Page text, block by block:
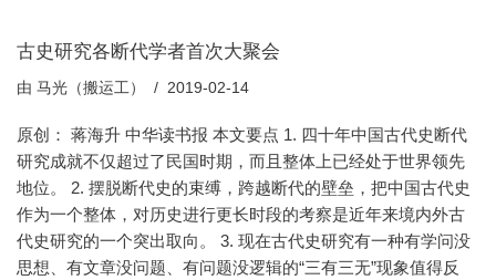
古史研究各断代学者首次大聚会
由 马光（搬运工） 2019-02-14
原创： 蒋海升 中华读书报 本文要点 1. 四十年中国古代史断代
研究成就不仅超过了民国时期，而且整体上已经处于世界领先
地位。 2. 摆脱断代史的束缚，跨越断代的壁垒，把中国古代史
作为一个整体，对历史进行更长时段的考察是近年来境内外古
代史研究的一个突出取向。 3. 现在古代史研究有一种有学问没
思想、有文章没问题、有问题没逻辑的“三有三无”现象值得反